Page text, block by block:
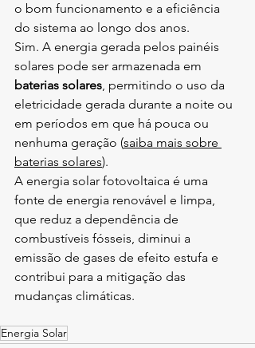
o bom funcionamento e a eficiência
do sistema ao longo dos anos.
Sim. A energia gerada pelos painéis
solares pode ser armazenada em
baterias solares, permitindo o uso da
eletricidade gerada durante a noite ou
em períodos em que há pouca ou
nenhuma geração (saiba mais sobre
baterias solares).
A energia solar fotovoltaica é uma
fonte de energia renovável e limpa,
que reduz a dependência de
combustíveis fósseis, diminui a
emissão de gases de efeito estufa e
contribui para a mitigação das
mudanças climáticas.
Energia Solar